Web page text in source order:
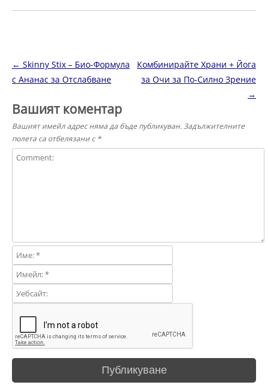
Навигация в публикациите
← Skinny Stix – Био-Формула
с Ананас за Отслабване
Комбинирайте Храни + Йога
за Очи за По-Силно Зрение
→
Вашият коментар
Вашият имейл адрес няма да бъде публикуван.Задължителните
полета са отбелязани с *